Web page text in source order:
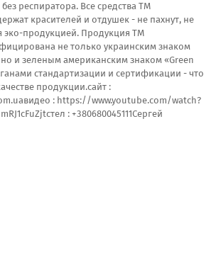
респиратора. Все средства ТМ
красителей и отдушек - не пахнут, не
эко-продукцией. Продукция ТМ
не только украинским знаком
и зеленым американским знаком «Green
стандартизации и сертификации - что
продукции.сайт :
: https://www.youtube.com/watch?
: +380680045111Сергей